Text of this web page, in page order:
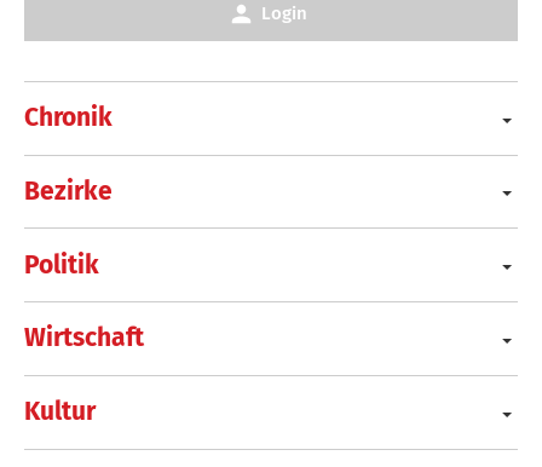
Chronik
Bezirke
Politik
Wirtschaft
Kultur
Login